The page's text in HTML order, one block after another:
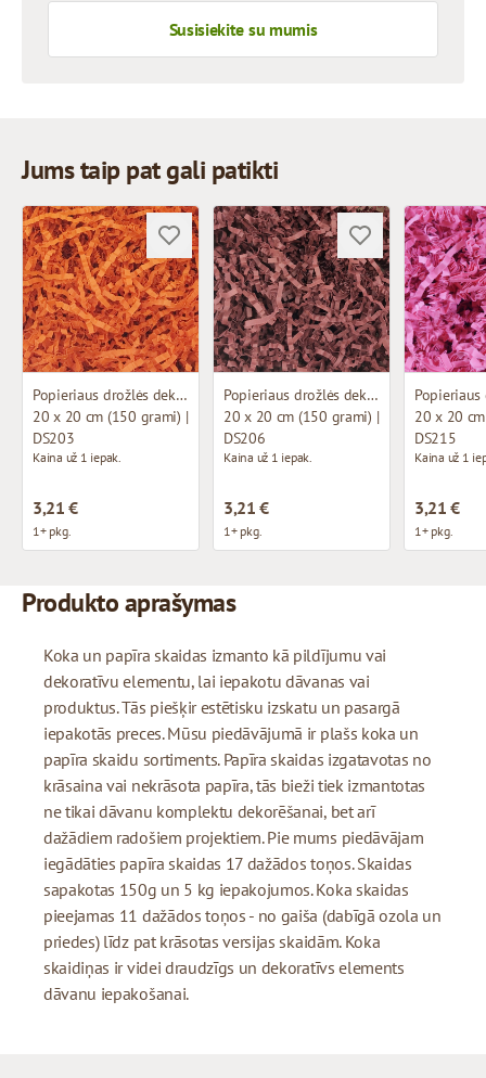
Susisiekite su mumis
Jums taip pat gali patikti
Popieriaus drožlės dekoravimui
20 x 20 cm (150 grami) |
DS203
Kaina už 1 iepak.
3,21 €
1+ pkg.
Popieriaus drožlės dekoravimui
20 x 20 cm (150 grami) |
DS206
Kaina už 1 iepak.
3,21 €
1+ pkg.
20 x 20
DS215
Kaina už 1
3,21 €
1+ pkg.
Produkto aprašymas
Koka un papīra skaidas izmanto kā pildījumu vai
dekoratīvu elementu, lai iepakotu dāvanas vai
produktus. Tās piešķir estētisku izskatu un pasargā
iepakotās preces. Mūsu piedāvājumā ir plašs koka un
papīra skaidu sortiments. Papīra skaidas izgatavotas no
krāsaina vai nekrāsota papīra, tās bieži tiek izmantotas
ne tikai dāvanu komplektu dekorēšanai, bet arī
dažādiem radošiem projektiem. Pie mums piedāvājam
iegādāties papīra skaidas 17 dažādos toņos. Skaidas
sapakotas 150g un 5 kg iepakojumos. Koka skaidas
pieejamas 11 dažādos toņos - no gaiša (dabīgā ozola un
priedes) līdz pat krāsotas versijas skaidām. Koka
skaidiņas ir videi draudzīgs un dekoratīvs elements
dāvanu iepakošanai.